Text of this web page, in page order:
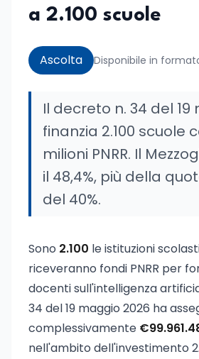
a 2.100 scuole
Ascolta Disponibile in
Il decreto n. 34 del
finanzia 2.100 scuole
milioni PNRR. Il
il 48,4%, più della
del 40%.
Sono 2.100 le istituzioni
riceveranno fondi PNRR per
docenti sull'intelligenza
34 del 19 maggio 2026 ha
complessivamente
nell'ambito dell'investimento